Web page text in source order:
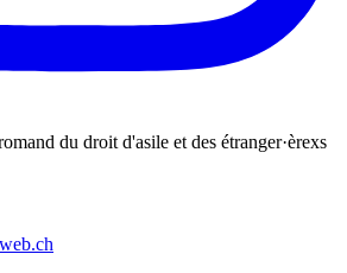
du droit d'asile et des étranger·èrexs